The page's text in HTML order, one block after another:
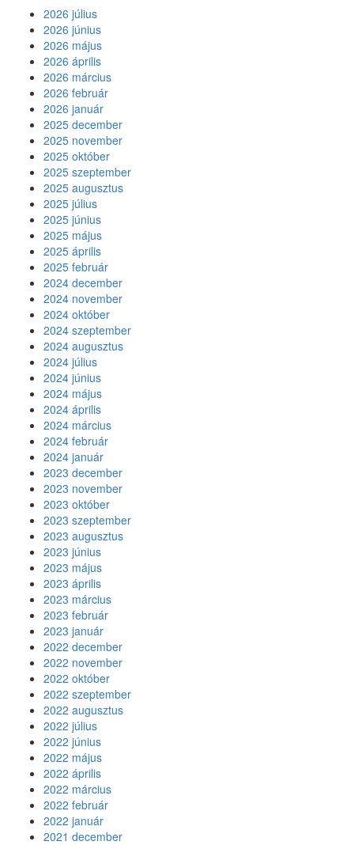
2026 július
2026 június
2026 május
2026 április
2026 március
2026 február
2026 január
2025 december
2025 november
2025 október
2025 szeptember
2025 augusztus
2025 július
2025 június
2025 május
2025 április
2025 február
2024 december
2024 november
2024 október
2024 szeptember
2024 augusztus
2024 július
2024 június
2024 május
2024 április
2024 március
2024 február
2024 január
2023 december
2023 november
2023 október
2023 szeptember
2023 augusztus
2023 június
2023 május
2023 április
2023 március
2023 február
2023 január
2022 december
2022 november
2022 október
2022 szeptember
2022 augusztus
2022 július
2022 június
2022 május
2022 április
2022 március
2022 február
2022 január
2021 december